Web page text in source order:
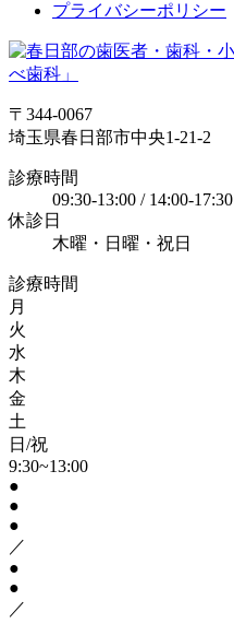
プライバシーポリシー
〒344-0067
埼玉県春日部市中央1-21-2
診療時間
09:30-13:00 / 14:00-17:30
休診日
木曜・日曜・祝日
診療時間
月
火
水
木
金
土
日/祝
9:30~13:00
●
●
●
／
●
●
／